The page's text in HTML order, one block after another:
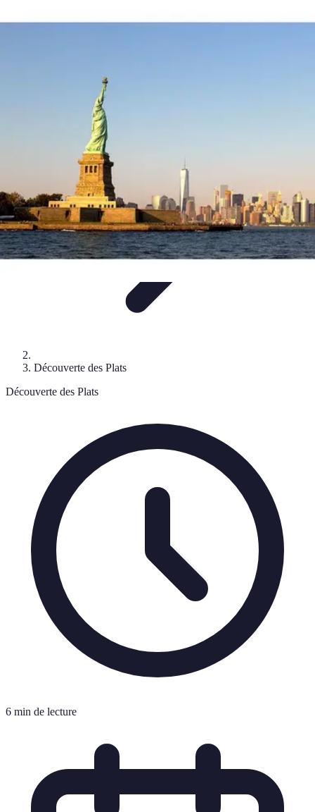
Spécialités CorsesRecettes et TraditionsIngrédientsDécouvertes
Découverte des Plats
Découverte des Plats
6 min de lecture